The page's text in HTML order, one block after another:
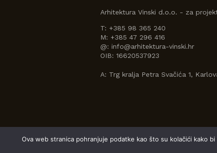
Arhitektura Vinski d.o.o. - za
T: +385 98 365 240
M: +385 47 296 416
@: info@arhitektura-vinski.hr
OIB: 16620537923
A: Trg kralja Petra Svačića 1,
Ova web stranica pohranjuje podatke kao što su kolačići kako